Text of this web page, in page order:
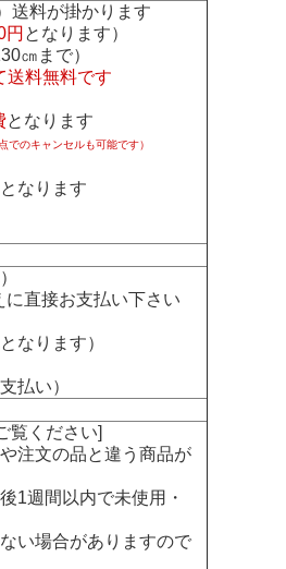
送料が掛かります
円 となります）
㎝まで）
送料無料です
となります
でのキャンセルも可能です）
なります
直接お支払い下さい
なります）
払い）
ください]
注文の品と違う商品が
1週間以内で未使用・
い場合がありますので